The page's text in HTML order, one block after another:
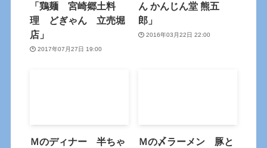
「鶏麺 宮崎郷土料
理 どぎゃん 立売堀
店」
2017年07月27日 19:00
ん かんじん堂 熊五
郎」
2016年03月22日 22:00
Ｍのディナー 半ちゃ
Ｍの〆ラーメン 豚と